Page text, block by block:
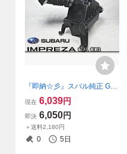
『即納☆彡』スバル純正 GD
A GDB インプレッサ ノーマ
ル エアクリーナーボックス
エアクリBOX サクションパ
イプ 46052FE000 A52FE00
車検用
現在 6,039円
即決 6,050円
＋送料2,180円
0 5日